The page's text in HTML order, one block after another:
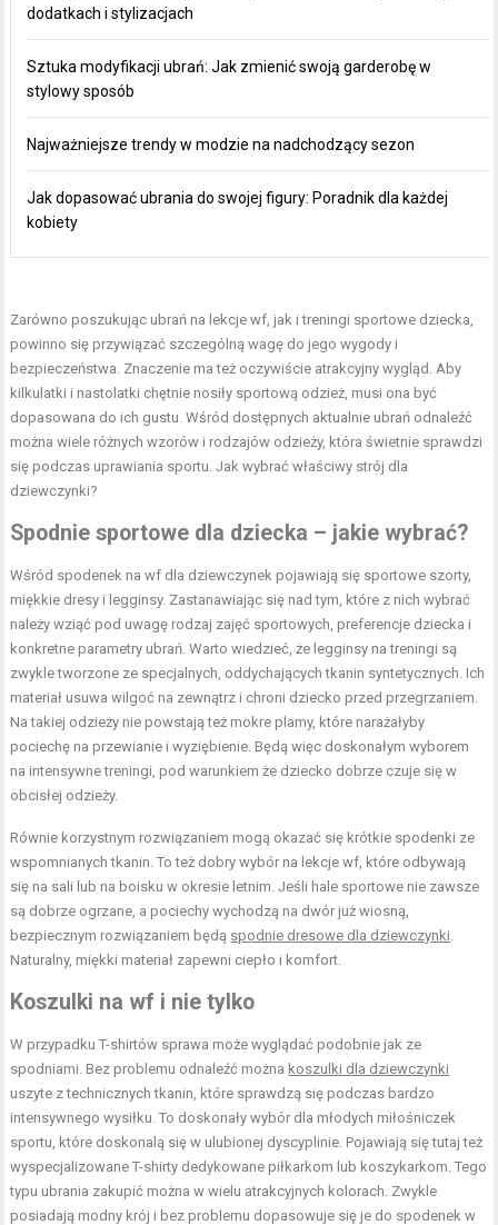
dodatkach i stylizacjach
Sztuka modyfikacji ubrań: Jak zmienić swoją garderobę w
stylowy sposób
Najważniejsze trendy w modzie na nadchodzący sezon
Jak dopasować ubrania do swojej figury: Poradnik dla każdej
kobiety
Zarówno poszukując ubrań na lekcje wf, jak i treningi sportowe dziecka,
powinno się przywiązać szczególną wagę do jego wygody i
bezpieczeństwa. Znaczenie ma też oczywiście atrakcyjny wygląd. Aby
kilkulatki i nastolatki chętnie nosiły sportową odzież, musi ona być
dopasowana do ich gustu. Wśród dostępnych aktualnie ubrań odnaleźć
można wiele różnych wzorów i rodzajów odzieży, która świetnie sprawdzi
się podczas uprawiania sportu. Jak wybrać właściwy strój dla
dziewczynki?
Spodnie sportowe dla dziecka – jakie wybrać?
Wśród spodenek na wf dla dziewczynek pojawiają się sportowe szorty,
miękkie dresy i legginsy. Zastanawiając się nad tym, które z nich wybrać
należy wziąć pod uwagę rodzaj zajęć sportowych, preferencje dziecka i
konkretne parametry ubrań. Warto wiedzieć, że legginsy na treningi są
zwykle tworzone ze specjalnych, oddychających tkanin syntetycznych. Ich
materiał usuwa wilgoć na zewnątrz i chroni dziecko przed przegrzaniem.
Na takiej odzieży nie powstają też mokre plamy, które narażałyby
pociechę na przewianie i wyziębienie. Będą więc doskonałym wyborem
na intensywne treningi, pod warunkiem że dziecko dobrze czuje się w
obcisłej odzieży.
Równie korzystnym rozwiązaniem mogą okazać się krótkie spodenki ze
wspomnianych tkanin. To też dobry wybór na lekcje wf, które odbywają
się na sali lub na boisku w okresie letnim. Jeśli hale sportowe nie zawsze
są dobrze ogrzane, a pociechy wychodzą na dwór już wiosną,
bezpiecznym rozwiązaniem będą spodnie dresowe dla dziewczynki
Naturalny, miękki materiał zapewni ciepło i komfort.
Koszulki na wf i nie tylko
W przypadku T-shirtów sprawa może wyglądać podobnie jak ze
spodniami. Bez problemu odnaleźć można koszulki dla dziewczynki
uszyte z technicznych tkanin, które sprawdzą się podczas bardzo
intensywnego wysiłku. To doskonały wybór dla młodych miłośniczek
sportu, które doskonalą się w ulubionej dyscyplinie. Pojawiają się tutaj też
wyspecjalizowane T-shirty dedykowane piłkarkom lub koszykarkom. Tego
typu ubrania zakupić można w wielu atrakcyjnych kolorach. Zwykle
posiadają modny krój i bez problemu dopasowuje się je do spodenek w